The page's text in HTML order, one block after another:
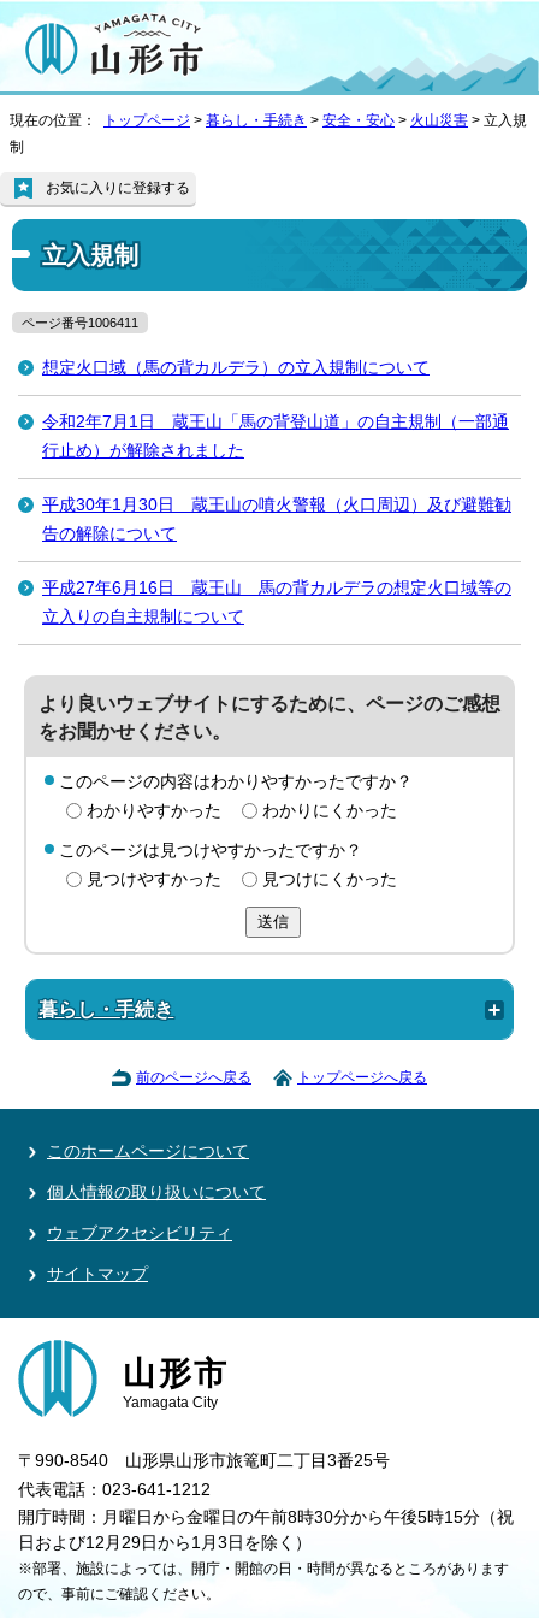
現在の位置： トップページ > 暮らし・手続き > 安全・安心 > 火山災害 > 立入規
制
立入規制
お気に入りに登録する
ページ番号1006411
想定火口域（馬の背カルデラ）の立入規制について
令和2年7月1日 蔵王山「馬の背登山道」の自主規制（一部通
行止め）が解除されました
平成30年1月30日 蔵王山の噴火警報（火口周辺）及び避難勧
告の解除について
平成27年6月16日 蔵王山 馬の背カルデラの想定火口域等の
立入りの自主規制について
より良いウェブサイトにするために、ページのご感想
をお聞かせください。
このページの内容はわかりやすかったですか？
わかりやすかった
わかりにくかった
このページは見つけやすかったですか？
見つけやすかった
見つけにくかった
送信
暮らし・手続き
前のページへ戻る トップページへ戻る
このホームページについて
個人情報の取り扱いについて
ウェブアクセシビリティ
サイトマップ
山形市
Yamagata City
〒990-8540 山形県山形市旅篭町二丁目3番25号
代表電話：023-641-1212
開庁時間：月曜日から金曜日の午前8時30分から午後5時15分（祝
日および12月29日から1月3日を除く）
※部署、施設によっては、開庁・開館の日・時間が異なるところがあります
ので、事前にご確認ください。